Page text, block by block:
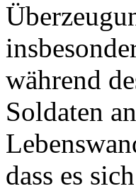
während
Soldaten
dass es